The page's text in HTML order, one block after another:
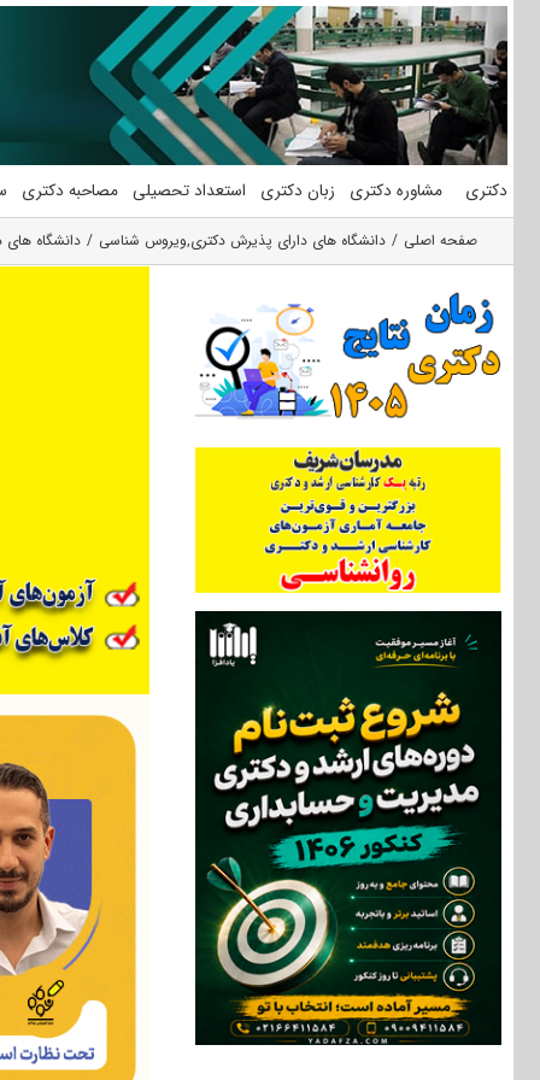
محتوا
دکتری مشاوره دکتری زبان دکتری استعداد تحصیلی مصاحبه دکتری
صفحه اصلی دانشگاه های دارای پذیرش دکتری,ویروس شناسی دانشگاه